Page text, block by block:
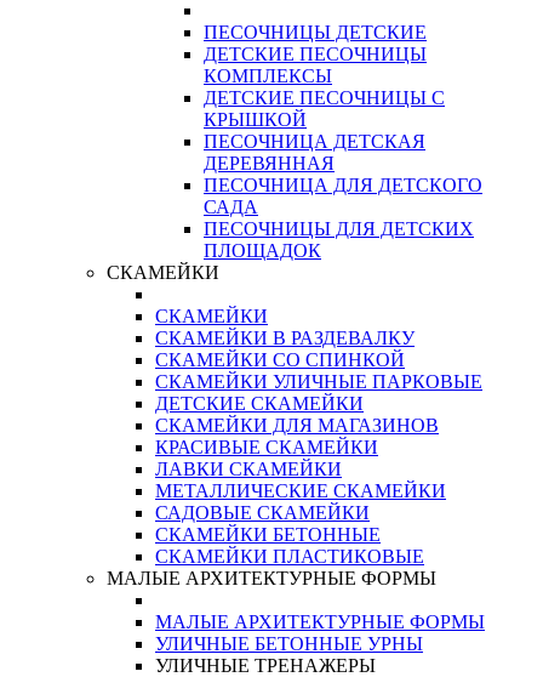
ПЕСОЧНИЦЫ ДЕТСКИЕ
ДЕТСКИЕ ПЕСОЧНИЦЫ
КОМПЛЕКСЫ
ДЕТСКИЕ ПЕСОЧНИЦЫ С
КРЫШКОЙ
ПЕСОЧНИЦА ДЕТСКАЯ
ДЕРЕВЯННАЯ
ПЕСОЧНИЦА ДЛЯ ДЕТСКОГО
САДА
ПЕСОЧНИЦЫ ДЛЯ ДЕТСКИХ
ПЛОЩАДОК
СКАМЕЙКИ
СКАМЕЙКИ
СКАМЕЙКИ В РАЗДЕВАЛКУ
СКАМЕЙКИ СО СПИНКОЙ
СКАМЕЙКИ УЛИЧНЫЕ ПАРКОВЫЕ
ДЕТСКИЕ СКАМЕЙКИ
СКАМЕЙКИ ДЛЯ МАГАЗИНОВ
КРАСИВЫЕ СКАМЕЙКИ
ЛАВКИ СКАМЕЙКИ
МЕТАЛЛИЧЕСКИЕ СКАМЕЙКИ
САДОВЫЕ СКАМЕЙКИ
СКАМЕЙКИ БЕТОННЫЕ
СКАМЕЙКИ ПЛАСТИКОВЫЕ
МАЛЫЕ АРХИТЕКТУРНЫЕ ФОРМЫ
МАЛЫЕ АРХИТЕКТУРНЫЕ ФОРМЫ
УЛИЧНЫЕ БЕТОННЫЕ УРНЫ
УЛИЧНЫЕ ТРЕНАЖЕРЫ